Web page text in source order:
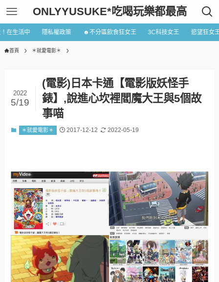
ONLYYUSUKE*吃喝玩樂都最高
在生活中 隱私權政策 ☻不分區飲食狂女王 3C科技女王 慾望狂女
首頁 ＊就愛電影＊
(電影)日本卡通【電影版妖怪手
錶】,說進心坎裡閻魔大王與5個故
事喵
2022
5/19
＊就愛電影＊ 2017-12-12 2022-05-19